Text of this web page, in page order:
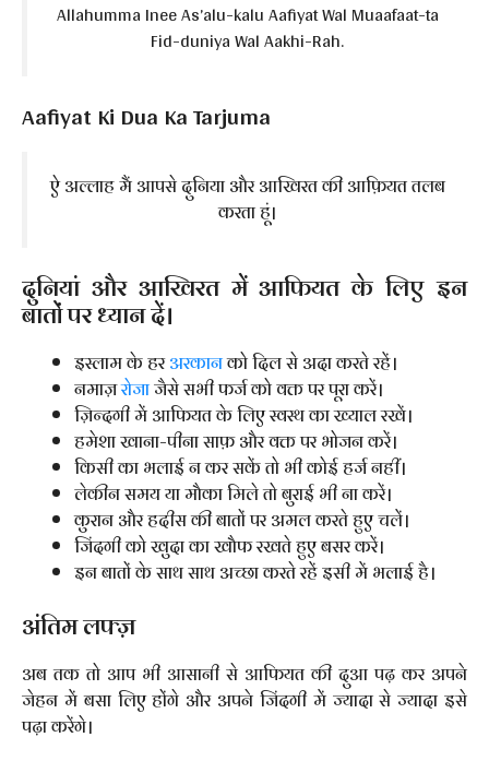
Allahumma Inee As’alu-kalu Aafiyat Wal Muaafaat-ta
Fid-duniya Wal Aakhi-Rah.
Aafiyat Ki Dua Ka Tarjuma
ऐ अल्लाह मैं आपसे दुनिया और आखिरत की आफ़ियत तलब
करता हूं।
दुनियां और आखिरत में आफियत के लिए इन
बातों पर ध्यान दें।
इस्लाम के हरअरकानको दिल से अदा करते रहें।
नमाज़रोजाजैसे सभी फर्ज को वक्त पर पूरा करें।
ज़िन्दगी में आफियत के लिए स्वस्थ का ख्याल रखें।
हमेशा खाना-पीना साफ़ और वक्त पर भोजन करें।
किसी का भलाई न कर सकें तो भी कोई हर्ज नहीं।
लेकीन समय या मौका मिले तो बुराई भी ना करें।
कुरान और हदीस की बातों पर अमल करते हुए चलें।
जिंदगी को खुदा का खौफ रखते हुए बसर करें।
इन बातों के साथ साथ अच्छा करते रहें इसी में भलाई है।
अंतिम लफ्ज़
अब तक तो आप भी आसानी से आफियत की दुआ पढ़ कर अपने
जेहन में बसा लिए होंगे और अपने जिंदगी में ज्यादा से ज्यादा इसे
पढ़ा करेंगे।